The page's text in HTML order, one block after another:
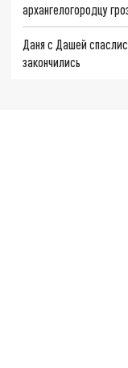
архангелогородцу
Даня с Дашей
закончились